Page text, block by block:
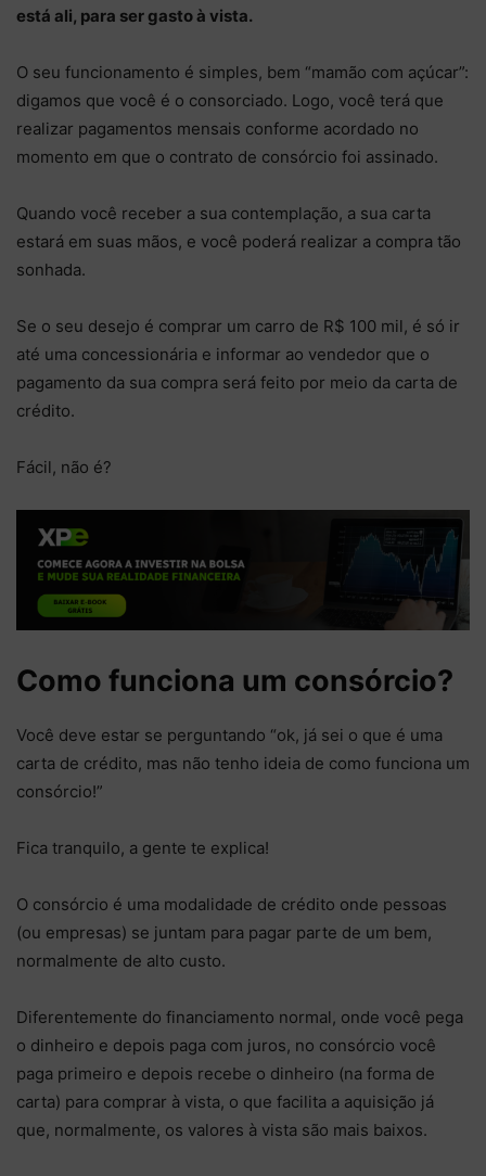
está ali, para ser gasto à vista.
O seu funcionamento é simples, bem “mamão com açúcar”:
digamos que você é o consorciado. Logo, você terá que
realizar pagamentos mensais conforme acordado no
momento em que o contrato de consórcio foi assinado.
Quando você receber a sua contemplação, a sua carta
estará em suas mãos, e você poderá realizar a compra tão
sonhada.
Se o seu desejo é comprar um carro de R$ 100 mil, é só ir
até uma concessionária e informar ao vendedor que o
pagamento da sua compra será feito por meio da carta de
crédito.
Fácil, não é?
Como funciona um consórcio?
Você deve estar se perguntando “ok, já sei o que é uma
carta de crédito, mas não tenho ideia de como funciona um
consórcio!”
Fica tranquilo, a gente te explica!
O consórcio é uma modalidade de crédito onde pessoas
(ou empresas) se juntam para pagar parte de um bem,
normalmente de alto custo.
Diferentemente do financiamento normal, onde você pega
o dinheiro e depois paga com juros, no consórcio você
paga primeiro e depois recebe o dinheiro (na forma de
carta) para comprar à vista, o que facilita a aquisição já
que, normalmente, os valores à vista são mais baixos.